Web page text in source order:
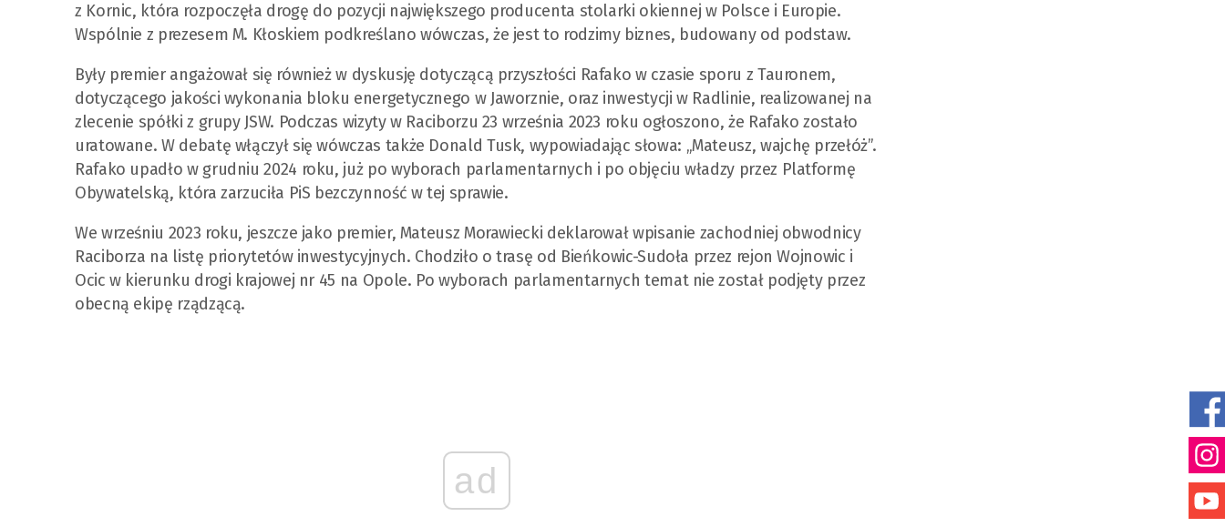
z Kornic, która rozpoczęła drogę do pozycji największego producenta stolarki okiennej w Polsce i Europie.
Wspólnie z prezesem M. Kłoskiem podkreślano wówczas, że jest to rodzimy biznes, budowany od podstaw.
Były premier angażował się również w dyskusję dotyczącą przyszłości Rafako w czasie sporu z Tauronem,
dotyczącego jakości wykonania bloku energetycznego w Jaworznie, oraz inwestycji w Radlinie, realizowanej na
zlecenie spółki z grupy JSW. Podczas wizyty w Raciborzu 23 września 2023 roku ogłoszono, że Rafako zostało
uratowane. W debatę włączył się wówczas także Donald Tusk, wypowiadając słowa: „Mateusz, wajchę przełóż”.
Rafako upadło w grudniu 2024 roku, już po wyborach parlamentarnych i po objęciu władzy przez Platformę
Obywatelską, która zarzuciła PiS bezczynność w tej sprawie.
We wrześniu 2023 roku, jeszcze jako premier, Mateusz Morawiecki deklarował wpisanie zachodniej obwodnicy
Raciborza na listę priorytetów inwestycyjnych. Chodziło o trasę od Bieńkowic-Sudoła przez rejon Wojnowic i
Ocic w kierunku drogi krajowej nr 45 na Opole. Po wyborach parlamentarnych temat nie został podjęty przez
obecną ekipę rządzącą.
ad